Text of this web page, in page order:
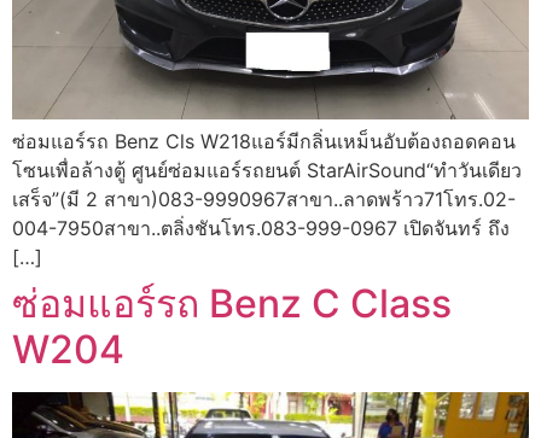
ซ่อมแอร์รถ Benz Cls W218แอร์มีกลิ่นเหม็นอับต้องถอดคอน
โซนเพื่อล้างตู้ ศูนย์ซ่อมแอร์รถยนต์ StarAirSound“ทำวันเดียว
เสร็จ”(มี 2 สาขา)083-9990967สาขา..ลาดพร้าว71โทร.02-
004-7950สาขา..ตลิ่งชันโทร.083-999-0967 เปิดจันทร์ ถึง
[…]
ซ่อมแอร์รถ Benz C Class
W204